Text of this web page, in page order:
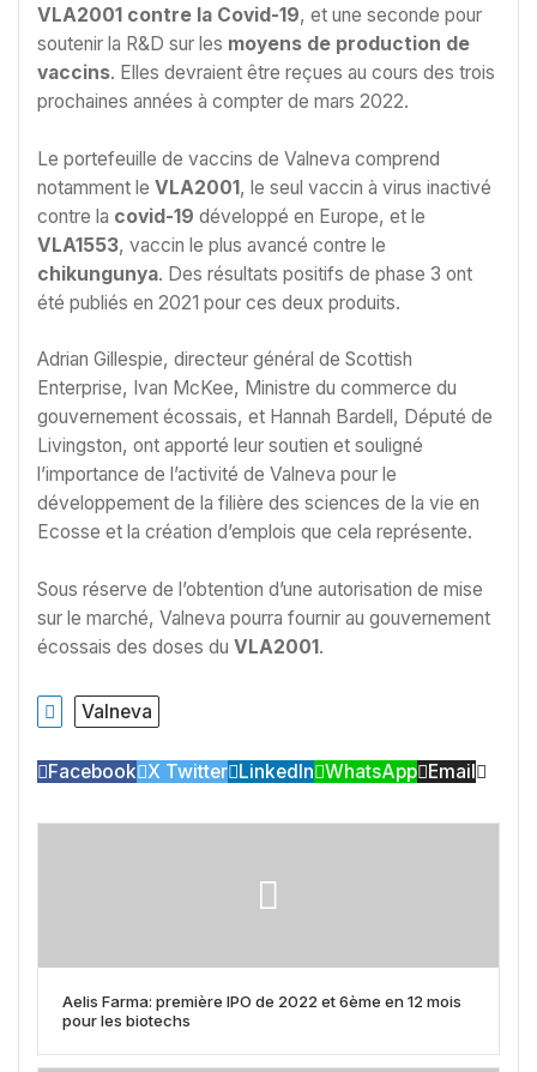
VLA2001 contre la Covid-19, et une seconde pour
soutenir la R&D sur les moyens de production de
vaccins. Elles devraient être reçues au cours des trois
prochaines années à compter de mars 2022.
Le portefeuille de vaccins de Valneva comprend
notamment le VLA2001, le seul vaccin à virus inactivé
contre la covid-19 développé en Europe, et le
VLA1553, vaccin le plus avancé contre le
chikungunya. Des résultats positifs de phase 3 ont
été publiés en 2021 pour ces deux produits.
Adrian Gillespie, directeur général de Scottish
Enterprise, Ivan McKee, Ministre du commerce du
gouvernement écossais, et Hannah Bardell, Député de
Livingston, ont apporté leur soutien et souligné
l’importance de l’activité de Valneva pour le
développement de la filière des sciences de la vie en
Ecosse et la création d’emplois que cela représente.
Sous réserve de l’obtention d’une autorisation de mise
sur le marché, Valneva pourra fournir au gouvernement
écossais des doses du VLA2001.
Valneva
Facebook X Twitter LinkedIn WhatsApp Email
Aelis Farma: première IPO de 2022 et 6ème en 12 mois
pour les biotechs